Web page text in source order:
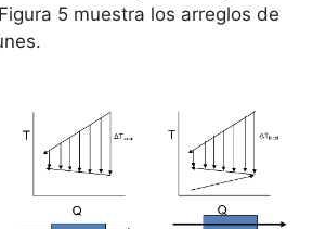
5 muestra los arreglos de